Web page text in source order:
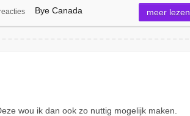
Bye Canada meer lezen
wou ik dan ook zo nuttig mogelijk maken.